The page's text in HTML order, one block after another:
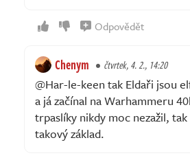
Odpovědět
Chenym čtvrtek, 4. 2., 14:20
@Har-le-keen tak Eldaři jsou
a já začínal na Warhammeru
trpaslíky nikdy moc nezažil,
takový základ.